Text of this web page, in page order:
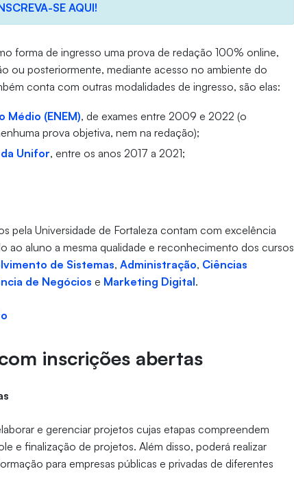
SE AQUI!
forma de ingresso uma prova de redação 100% online,
ou posteriormente, mediante acesso no ambiente do
conta com outras modalidades de ingresso, são elas:
Médio (ENEM), de exames entre 2009 e 2022 (o
prova objetiva, nem na redação);
Unifor, entre os anos 2017 a 2021;
pela Universidade de Fortaleza contam com excelência
ao aluno a mesma qualidade e reconhecimento dos cursos
de Sistemas,Administração, Ciências
de Negócios e Marketing Digital.
inscrições abertas
e gerenciar projetos cujas etapas compreendem
e finalização de projetos. Além disso, poderá realizar
para empresas públicas e privadas de diferentes